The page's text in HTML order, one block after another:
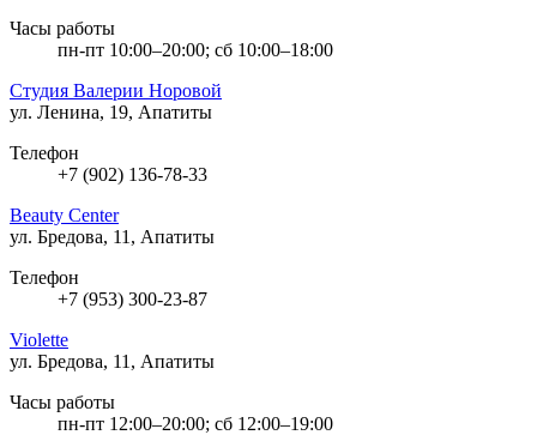
Часы работы
пн-пт 10:00–20:00; сб 10:00–18:00
Студия Валерии Норовой
ул. Ленина, 19, Апатиты
Телефон
+7 (902) 136-78-33
Beauty Center
ул. Бредова, 11, Апатиты
Телефон
+7 (953) 300-23-87
Violette
ул. Бредова, 11, Апатиты
Часы работы
пн-пт 12:00–20:00; сб 12:00–19:00